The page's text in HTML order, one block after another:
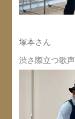
塚本さん
渋さ際立つ歌声